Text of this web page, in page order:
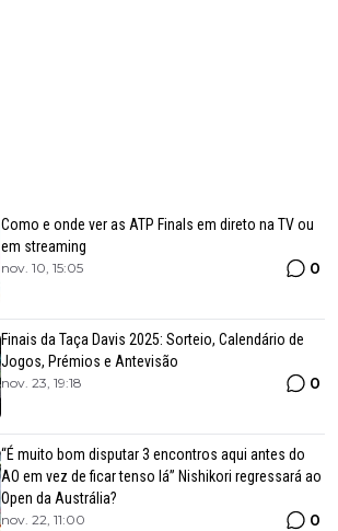
Como e onde ver as ATP Finals em direto na TV ou
em streaming
nov. 10, 15:05 0
Finais da Taça Davis 2025: Sorteio, Calendário de
Jogos, Prémios e Antevisão
nov. 23, 19:18 0
“É muito bom disputar 3 encontros aqui antes do
AO em vez de ficar tenso lá” Nishikori regressará ao
Open da Austrália?
nov. 22, 11:00 0